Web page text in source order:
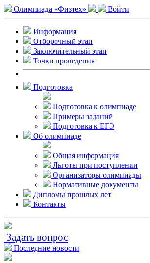
Олимпиада «Физтех» Войти
Информация
Отборочный этап
Заключительный этап
Точки проведения
Подготовка
Подготовка к олимпиаде
Примеры заданий
Подготовка к ЕГЭ
Об олимпиаде
Общая информация
Льготы при поступлении
Организаторы олимпиады
Нормативные документы
Дипломы прошлых лет
Контакты
Задать вопрос
Последние новости